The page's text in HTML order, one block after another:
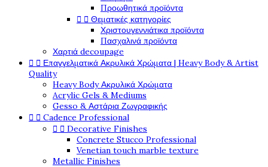
Προωθητικά προϊόντα
  Θεματικές κατηγορίες
Χριστουγεννιάτικα προϊόντα
Πασχαλινά προϊόντα
Χαρτιά decoupage
  Επαγγελματικά Ακρυλικά Χρώματα | Heavy Body & Artist
Quality
Heavy Body Ακρυλικά Χρώματα
Acrylic Gels & Mediums
Gesso & Αστάρια Ζωγραφικής
  Cadence Professional
  Decorative Finishes
Concrete Stucco Professional
Venetian touch marble texture
Metallic Finishes